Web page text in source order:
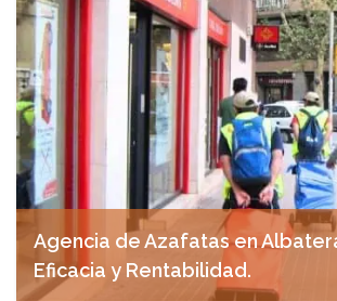
Agencia de Azafatas en
Eficacia y Rentabilidad.